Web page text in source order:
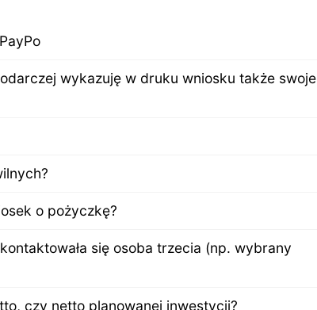
wykazuję w druku wniosku także swoje
o pożyczkę?
się osoba trzecia (np. wybrany
czy netto planowanej inwestycji?